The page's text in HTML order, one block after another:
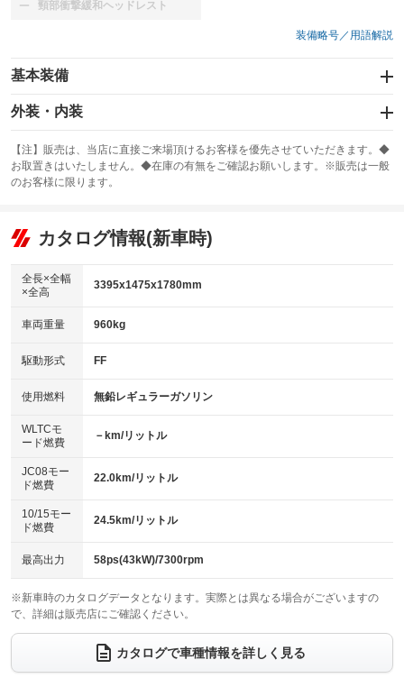
頸部衝撃緩和ヘッドレスト
：装備なし
装備略号／用語解説
基本装備
エアバッグ：運転席/助手席
：装備あり
：装備あり
サンルーフ
：装備なし ABS
リフトアップ
：装備なし
：装備なし
パワーウィンドウ
アイドリングストップ
：装備なし
USB入力端子
：装備なし
100V電源
：装備なし
センターデフロック
：装備なし
電動格納ミラー
：装備あり
外装・内装
カーナビ：メモリーナビ他
：装備あり
TV：ワンセグ
：装備あり
ビジュアル
：装備なし
：装備あり
革シート
キーレス
HID(キセノンライト)
：装備あり
バックカメラ
：装備あり
エアロ
：装備なし
：装備なし
パワーシート
ベンチシート
：装備あり
チップアップシート
：装備なし
：装備なし ：装備なし
ウォークスルー
：装備なし
電動リアゲート フロントカメラ
：装備なし
【注】販売は、当店に直接ご来場頂けるお客様を優先させていただきます。◆
お取置きはいたしません。◆在庫の有無をご確認お願いします。※販売は一般
のお客様に限ります。
カタログ情報(新車時)
全長×全幅
×全高
3395x1475x1780mm
車両重量 960kg
駆動形式 FF
使用燃料 無鉛レギュラーガソリン
WLTCモ
ード燃費
－km/リットル
JC08モー
ド燃費
22.0km/リットル
10/15モー
ド燃費
24.5km/リットル
最高出力 58ps(43kW)/7300rpm
※新車時のカタログデータとなります。実際とは異なる場合がございますの
で、詳細は販売店にご確認ください。
カタログで車種情報を詳しく見る